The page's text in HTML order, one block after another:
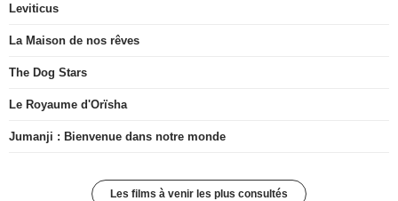
Leviticus
La Maison de nos rêves
The Dog Stars
Le Royaume d'Orïsha
Jumanji : Bienvenue dans notre monde
Les films à venir les plus consultés